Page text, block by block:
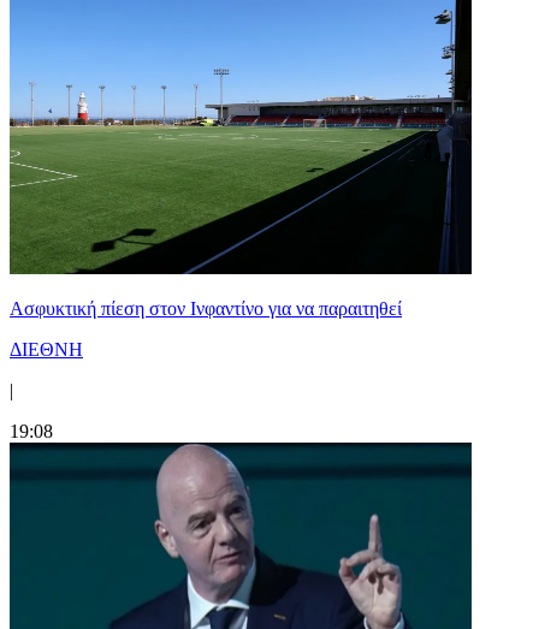
Ασφυκτική πίεση στον Ινφαντίνο για να παραιτηθεί
ΔΙΕΘΝΗ
|
19:08